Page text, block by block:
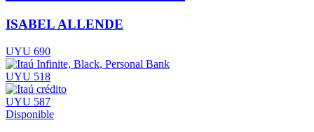
ISABEL ALLENDE
UYU 690
UYU 518
UYU 587
Disponible